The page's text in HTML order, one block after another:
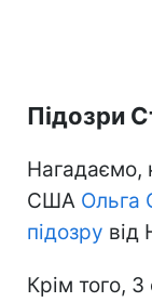
Підозри
Нагадаємо,
США Ольга
підозру від
Крім того,